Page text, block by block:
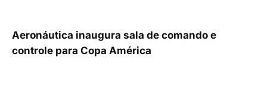
Aeronáutica inaugura sala de comando e
controle para Copa América